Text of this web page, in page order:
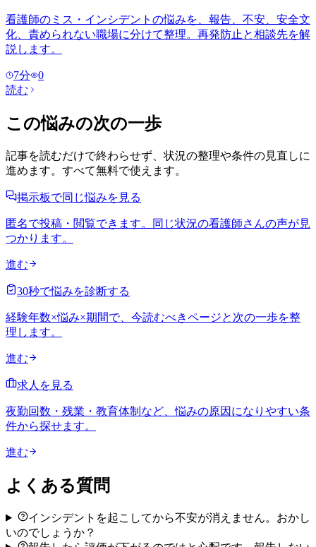
看護師のミス・インシデントの悩みを、報告、不安、安全文
化、責められない職場に分けて整理。再発防止と相談先を解
説します。
7分
0
読む
この悩みの次の一歩
記事を読むだけで終わらせず、状況の整理や条件の見直しに
進めます。すべて無料で使えます。
掲示板で同じ悩みを見る
匿名で投稿・閲覧できます。同じ状況の看護師さんの声が見
つかります。
進む
30秒で悩みを診断する
経験年数×悩み×期間で、今読むべきページと次の一歩を整
理します。
進む
求人を見る
夜勤回数・残業・教育体制など、悩みの原因になりやすい条
件から探せます。
進む
よくある質問
インシデントを起こしてから不安が消えません。おかし
いのでしょうか？